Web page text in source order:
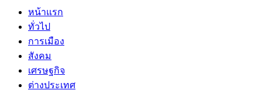
หน้าแรก
ทั่วไป
การเมือง
สังคม
เศรษฐกิจ
ต่างประเทศ